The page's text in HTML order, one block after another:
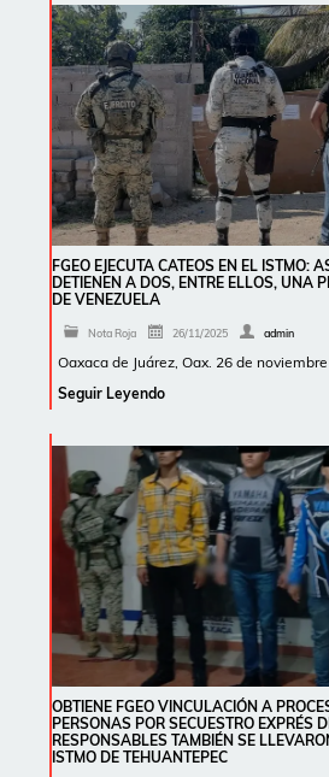
FGEO EJECUTA CATEOS EN EL ISTMO:
DETIENEN A DOS, ENTRE ELLOS, UNA
DE VENEZUELA
Nota Roja 26/11/2025 admin
Oaxaca de Juárez, Oax. 26 de noviembre
Seguir Leyendo
OBTIENE FGEO VINCULACIÓN A
PERSONAS POR SECUESTRO EXPRÉS
RESPONSABLES TAMBIÉN SE
ISTMO DE TEHUANTEPEC